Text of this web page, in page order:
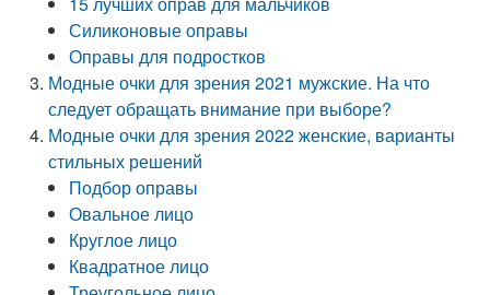
Силиконовые оправы
Оправы для подростков
Модные очки для зрения 2021 мужские. На что
следует обращать внимание при выборе?
Модные очки для зрения 2022 женские, варианты
стильных решений
Подбор оправы
Овальное лицо
Круглое лицо
Квадратное лицо